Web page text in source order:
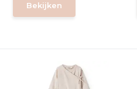
Bekijken